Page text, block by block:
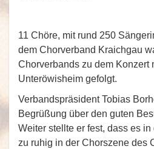
11 Chöre, mit rund 250
dem Chorverband Kraichgau
Chorverbands zu dem Konzert
Unteröwisheim gefolgt.
Verbandspräsident Tobias
Begrüßung über den guten
Weiter stellte er fest, dass es
zu ruhig in der Chorszene des